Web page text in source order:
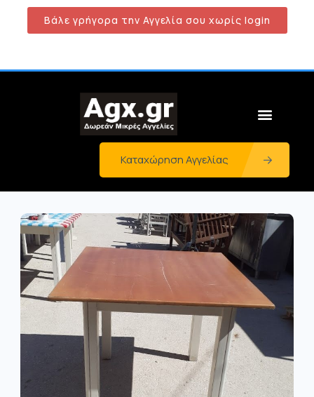
Βάλε γρήγορα την Αγγελία σου χωρίς login
Καταχώρηση Αγγελίας